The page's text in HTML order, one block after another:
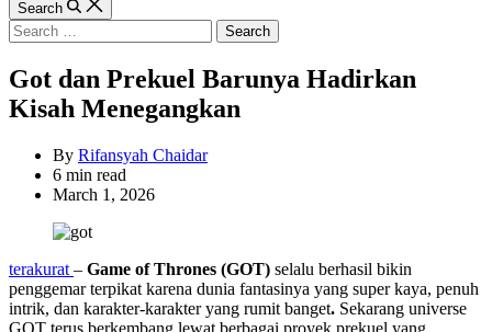
Search
Search
for:
Got dan Prekuel Barunya Hadirkan
Kisah Menegangkan
By Rifansyah Chaidar
Estimated
read
6 min read
March 1, 2026
terakurat – Game of Thrones (GOT) selalu berhasil bikin
penggemar terpikat karena dunia fantasinya yang super kaya, penuh
intrik, dan karakter-karakter yang rumit banget. Sekarang universe
GOT terus berkembang lewat berbagai proyek prekuel yang